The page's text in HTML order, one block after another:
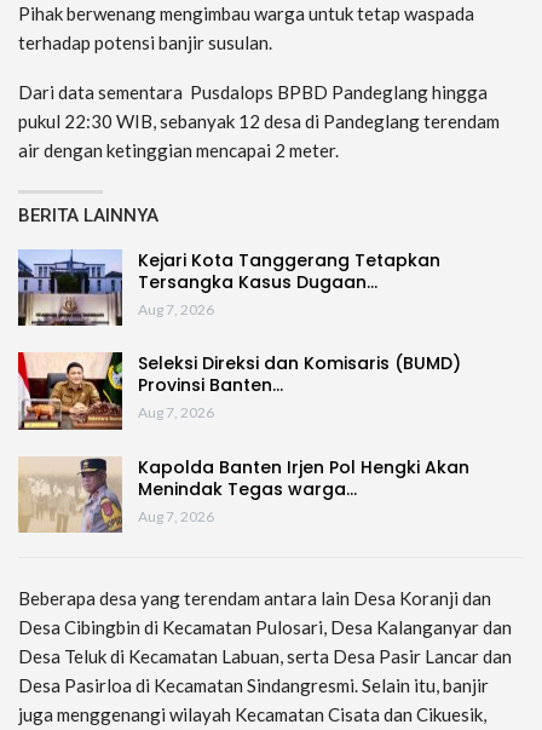
Pihak berwenang mengimbau warga untuk tetap waspada
terhadap potensi banjir susulan.
Dari data sementara Pusdalops BPBD Pandeglang hingga
pukul 22:30 WIB, sebanyak 12 desa di Pandeglang terendam
air dengan ketinggian mencapai 2 meter.
BERITA LAINNYA
Kejari Kota Tanggerang Tetapkan
Tersangka Kasus Dugaan…
Aug 7, 2026
Seleksi Direksi dan Komisaris (BUMD)
Provinsi Banten…
Aug 7, 2026
Kapolda Banten Irjen Pol Hengki Akan
Menindak Tegas warga…
Aug 7, 2026
Beberapa desa yang terendam antara lain Desa Koranji dan
Desa Cibingbin di Kecamatan Pulosari, Desa Kalanganyar dan
Desa Teluk di Kecamatan Labuan, serta Desa Pasir Lancar dan
Desa Pasirloa di Kecamatan Sindangresmi. Selain itu, banjir
juga menggenangi wilayah Kecamatan Cisata dan Cikuesik,